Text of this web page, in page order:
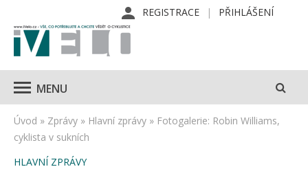
REGISTRACE PŘIHLÁŠENÍ
MENU
Úvod » Zprávy » Hlavní zprávy » Fotogalerie: Robin Williams,
cyklista v sukních
HLAVNÍ ZPRÁVY